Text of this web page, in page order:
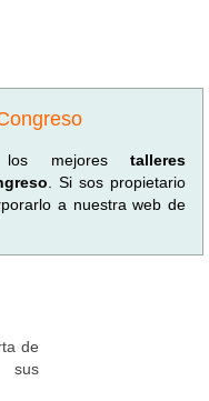
los mejores talleres
. Si sos propietario
a nuestra web de
de
sus